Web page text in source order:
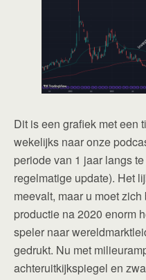
Dit is een grafiek met een
wekelijks naar onze
periode van 1 jaar langs
regelmatige update). Het
meevalt, maar u moet
productie na 2020 enorm
speler naar
gedrukt. Nu met
achteruitkijkspiegel en